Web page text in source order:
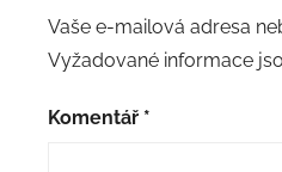
Vaše e-mailová adresa
Vyžadované informace
Komentář *